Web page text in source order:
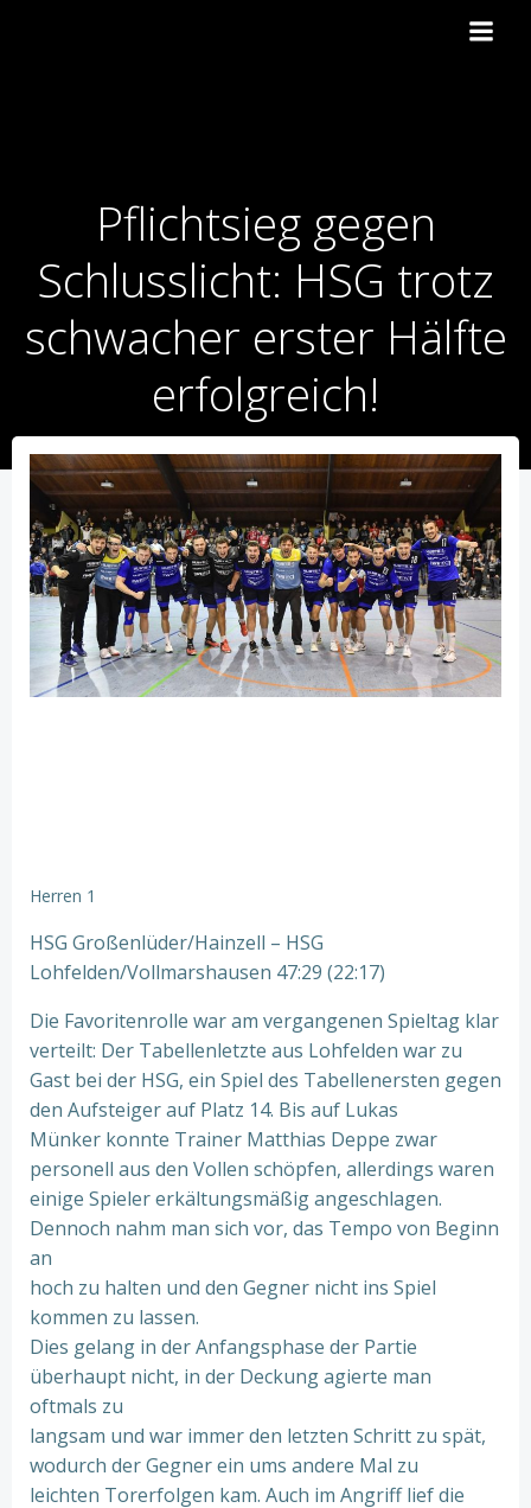
Pflichtsieg gegen
Schlusslicht: HSG trotz
schwacher erster Hälfte
erfolgreich!
Herren 1
HSG Großenlüder/Hainzell – HSG
Lohfelden/Vollmarshausen 47:29 (22:17)
Die Favoritenrolle war am vergangenen Spieltag klar
verteilt: Der Tabellenletzte aus Lohfelden war zu
Gast bei der HSG, ein Spiel des Tabellenersten gegen
den Aufsteiger auf Platz 14. Bis auf Lukas
Münker konnte Trainer Matthias Deppe zwar
personell aus den Vollen schöpfen, allerdings waren
einige Spieler erkältungsmäßig angeschlagen.
Dennoch nahm man sich vor, das Tempo von Beginn
an
hoch zu halten und den Gegner nicht ins Spiel
kommen zu lassen.
Dies gelang in der Anfangsphase der Partie
überhaupt nicht, in der Deckung agierte man
oftmals zu
langsam und war immer den letzten Schritt zu spät,
wodurch der Gegner ein ums andere Mal zu
leichten Torerfolgen kam. Auch im Angriff lief die